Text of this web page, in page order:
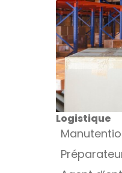
Logistique